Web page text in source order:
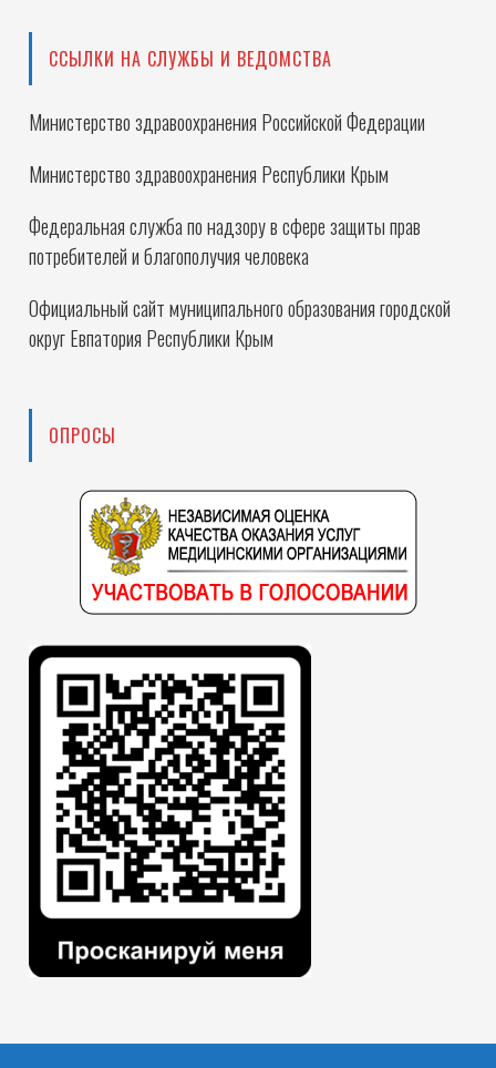
ССЫЛКИ НА СЛУЖБЫ И ВЕДОМСТВА
Министерство здравоохранения Российской Федерации
Министерство здравоохранения Республики Крым
Федеральная служба по надзору в сфере защиты прав
потребителей и благополучия человека
Официальный сайт муниципального образования городской
округ Евпатория Республики Крым
ОПРОСЫ